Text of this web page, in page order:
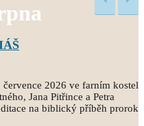
2026 ve farním kostele
Jana Pitřince a Petra
na biblický příběh proroka